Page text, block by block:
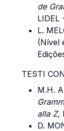
de
LIDEL
L.
(Nível
TESTI
M.H.
alla Z,
D.